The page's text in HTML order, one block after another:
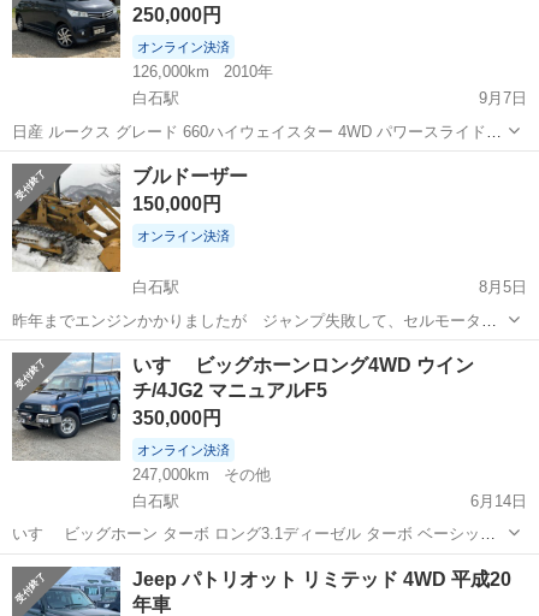
250,000円
オンライン決済
126,000km
2010年
白石駅
9月7日
日産 ルークス グレード 660ハイウェイスター 4WD パワースライドド
ア/ プッシュスタート 年式 H22 走行距離 12.6万km 排気量 660cc ドア
5 ミッション インパネCVT 色 深銀Ｍ 車検 05...
北海道 札幌市 白石駅
ブルドーザー
150,000円
オンライン決済
白石駅
8月5日
昨年までエンジンかかりましたが ジャンプ失敗して、セルモーター
が焼けちゃいました。 詳細不明です。ノークレームノーリターンで
対応できる方。
北海道 夕張市 白石駅 その他 エンジン
いすゞ ビッグホーンロング4WD ウイン
チ/4JG2 マニュアルF5
350,000円
オンライン決済
247,000km
その他
白石駅
6月14日
いすゞ ビッグホーン ターボ ロング3.1ディーゼル ターボ ベーシック
4WD ワンオーナー/ ウインチ/ 4JG2 マニュアルF5 年式 H04 走行距離
24.7万km 排気量 3100cc ドア 5 ミッション...
北海道 札幌市 白石駅 その他 ビッグホーン
Jeep パトリオット リミテッド 4WD 平成20
年車